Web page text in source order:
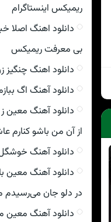
ریمیکس اینستاگرام
دانلود اهنگ اصلا
بی معرفت ریمیکس
دانلود اهنگ
دانلود آهنگ اگ
دانلود آهنگ معین
از آن من باشو کنارم
دانلود آهنگ
دانلود آهنگ معین
در دلو جان
دانلود آهنگ معین